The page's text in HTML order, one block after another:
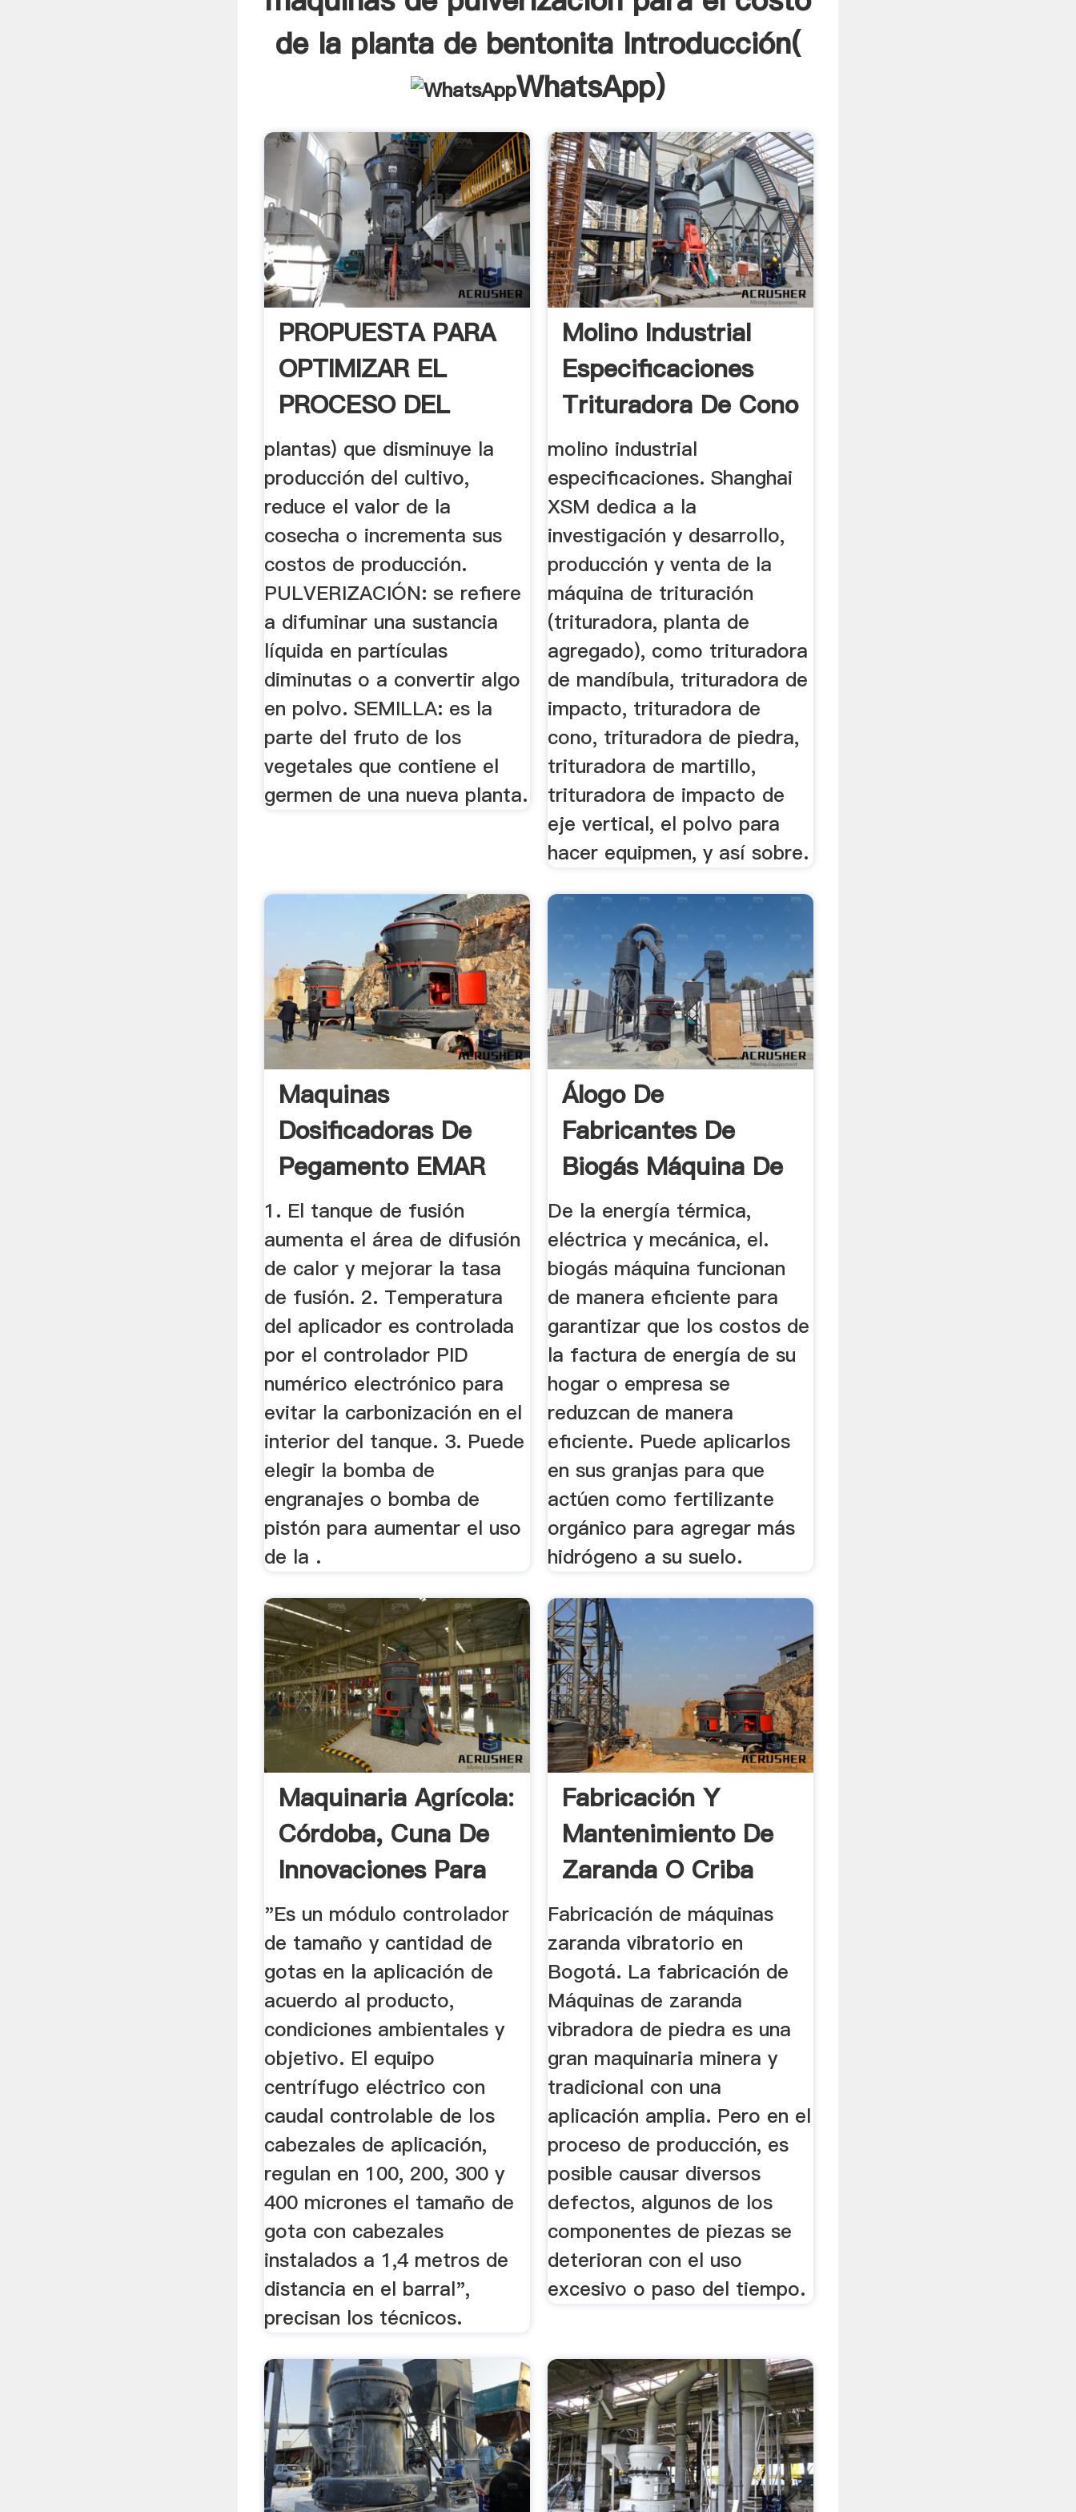
de la planta de bentonita Introducción(
WhatsApp)
PROPUESTA PARA
OPTIMIZAR EL
PROCESO DEL
CULTIVO DE .
plantas) que disminuye la
producción del cultivo,
reduce el valor de la
cosecha o incrementa sus
costos de producción.
PULVERIZACIÓN: se refiere
a difuminar una sustancia
líquida en partículas
diminutas o a convertir algo
en polvo. SEMILLA: es la
parte del fruto de los
vegetales que contiene el
germen de una nueva planta.
Molino Industrial
Especificaciones
Trituradora De Cono
molino industrial
especificaciones. Shanghai
XSM dedica a la
investigación y desarrollo,
producción y venta de la
máquina de trituración
(trituradora, planta de
agregado), como trituradora
de mandíbula, trituradora de
impacto, trituradora de
cono, trituradora de piedra,
trituradora de martillo,
trituradora de impacto de
eje vertical, el polvo para
hacer equipmen, y así sobre.
Maquinas
Dosificadoras De
Pegamento EMAR
SA DE CV
1. El tanque de fusión
aumenta el área de difusión
de calor y mejorar la tasa
de fusión. 2. Temperatura
del aplicador es controlada
por el controlador PID
numérico electrónico para
evitar la carbonización en el
interior del tanque. 3. Puede
elegir la bomba de
engranajes o bomba de
pistón para aumentar el uso
de la .
Álogo De
Fabricantes De
Biogás Máquina De
Alta Calidad ...
De la energía térmica,
eléctrica y mecánica, el.
biogás máquina funcionan
de manera eficiente para
garantizar que los costos de
la factura de energía de su
hogar o empresa se
reduzcan de manera
eficiente. Puede aplicarlos
en sus granjas para que
actúen como fertilizante
orgánico para agregar más
hidrógeno a su suelo.
Maquinaria Agrícola:
Córdoba, Cuna De
Innovaciones Para
La ...
"Es un módulo controlador
de tamaño y cantidad de
gotas en la aplicación de
acuerdo al producto,
condiciones ambientales y
objetivo. El equipo
centrífugo eléctrico con
caudal controlable de los
cabezales de aplicación,
regulan en 100, 200, 300 y
400 micrones el tamaño de
gota con cabezales
instalados a 1,4 metros de
distancia en el barral",
precisan los técnicos.
Fabricación Y
Mantenimiento De
Zaranda O Criba
Vibratoria
Fabricación de máquinas
zaranda vibratorio en
Bogotá. La fabricación de
Máquinas de zaranda
vibradora de piedra es una
gran maquinaria minera y
tradicional con una
aplicación amplia. Pero en el
proceso de producción, es
posible causar diversos
defectos, algunos de los
componentes de piezas se
deterioran con el uso
excesivo o paso del tiempo.